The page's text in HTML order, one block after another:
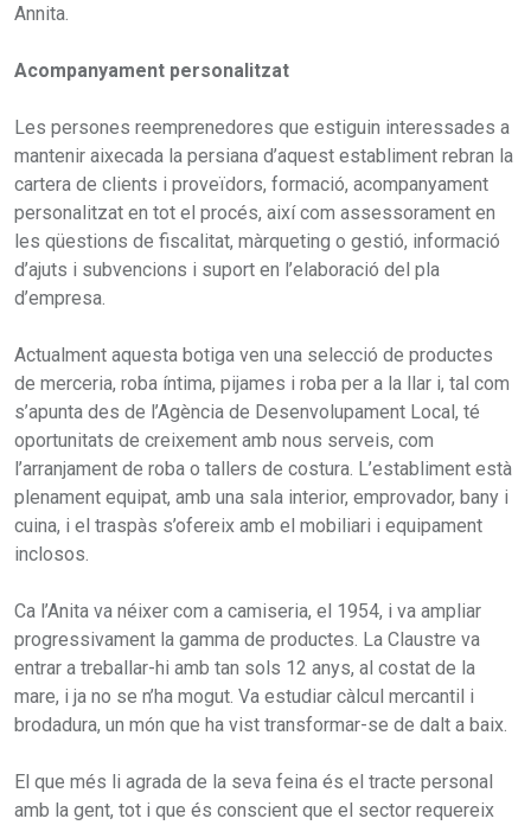
Annita.
Acompanyament personalitzat
Les persones reemprenedores que estiguin interessades a
mantenir aixecada la persiana d’aquest establiment rebran la
cartera de clients i proveïdors, formació, acompanyament
personalitzat en tot el procés, així com assessorament en
les qüestions de fiscalitat, màrqueting o gestió, informació
d’ajuts i subvencions i suport en l’elaboració del pla
d’empresa.
Actualment aquesta botiga ven una selecció de productes
de merceria, roba íntima, pijames i roba per a la llar i, tal com
s’apunta des de l’Agència de Desenvolupament Local, té
oportunitats de creixement amb nous serveis, com
l’arranjament de roba o tallers de costura. L’establiment està
plenament equipat, amb una sala interior, emprovador, bany i
cuina, i el traspàs s’ofereix amb el mobiliari i equipament
inclosos.
Ca l’Anita va néixer com a camiseria, el 1954, i va ampliar
progressivament la gamma de productes. La Claustre va
entrar a treballar-hi amb tan sols 12 anys, al costat de la
mare, i ja no se n’ha mogut. Va estudiar càlcul mercantil i
brodadura, un món que ha vist transformar-se de dalt a baix.
El que més li agrada de la seva feina és el tracte personal
amb la gent, tot i que és conscient que el sector requereix